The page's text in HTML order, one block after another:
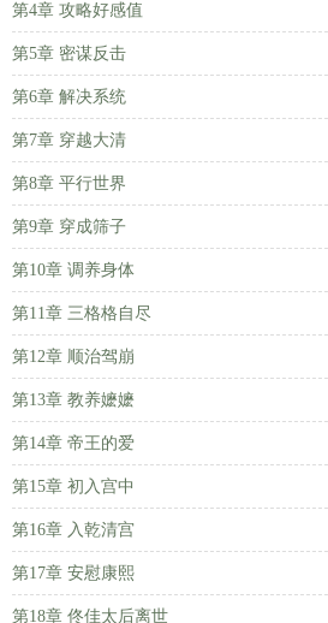
第4章 攻略好感值
第5章 密谋反击
第6章 解决系统
第7章 穿越大清
第8章 平行世界
第9章 穿成筛子
第10章 调养身体
第11章 三格格自尽
第12章 顺治驾崩
第13章 教养嬷嬷
第14章 帝王的爱
第15章 初入宫中
第16章 入乾清宫
第17章 安慰康熙
第18章 佟佳太后离世